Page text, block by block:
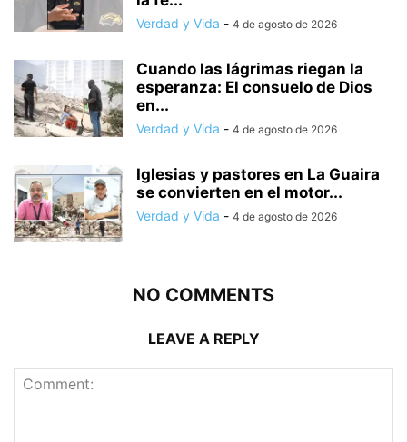
Verdad y Vida - 4 de agosto de 2026
Cuando las lágrimas riegan la
esperanza: El consuelo de Dios
en...
Verdad y Vida - 4 de agosto de 2026
Iglesias y pastores en La Guaira
se convierten en el motor...
Verdad y Vida - 4 de agosto de 2026
NO COMMENTS
LEAVE A REPLY